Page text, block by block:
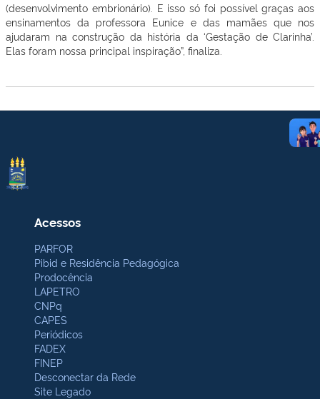
(desenvolvimento embrionário). E isso só foi possível graças aos
ensinamentos da professora Eunice e das mamães que nos
ajudaram na construção da história da ‘Gestação de Clarinha’.
Elas foram nossa principal inspiração”, finaliza.
Acessos
PARFOR
Pibid e Residência Pedagógica
Prodocência
LAPETRO
CNPq
CAPES
Periódicos
FADEX
FINEP
Desconectar da Rede
Site Legado